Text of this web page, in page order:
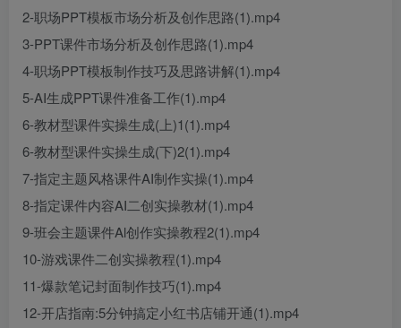
2-职场PPT模板市场分析及创作思路(1).mp4
3-PPT课件市场分析及创作思路(1).mp4
4-职场PPT模板制作技巧及思路讲解(1).mp4
5-AI生成PPT课件准备工作(1).mp4
6-教材型课件实操生成(上)1(1).mp4
6-教材型课件实操生成(下)2(1).mp4
7-指定主题风格课件AI制作实操(1).mp4
8-指定课件内容AI二创实操教材(1).mp4
9-班会主题课件Al创作实操教程2(1).mp4
10-游戏课件二创实操教程(1).mp4
11-爆款笔记封面制作技巧(1).mp4
12-开店指南:5分钟搞定小红书店铺开通(1).mp4